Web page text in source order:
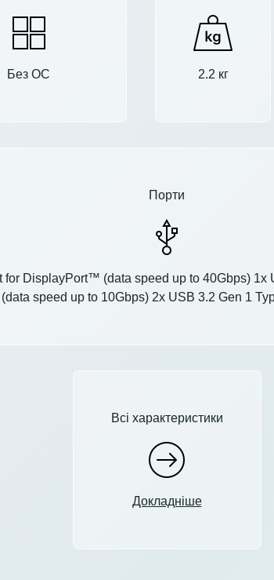
Без ОС 2.2 кг
Порти
DisplayPort™ (data speed up to 40Gbps)
speed up to 10Gbps) 2x USB 3.2 Gen 1
Всі характеристики
Докладніше